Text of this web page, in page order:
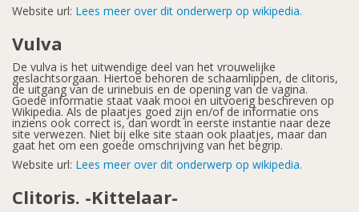
Website url: Lees meer over dit onderwerp op wikipedia.
Vulva
De vulva is het uitwendige deel van het vrouwelijke
geslachtsorgaan. Hiertoe behoren de schaamlippen, de clitoris,
de uitgang van de urinebuis en de opening van de vagina.
Goede informatie staat vaak mooi en uitvoerig beschreven op
Wikipedia. Als de plaatjes goed zijn en/of de informatie ons
inziens ook correct is, dan wordt in eerste instantie naar deze
site verwezen. Niet bij elke site staan ook plaatjes, maar dan
gaat het om een goede omschrijving van het begrip.
Website url: Lees meer over dit onderwerp op wikipedia.
Clitoris. -Kittelaar-